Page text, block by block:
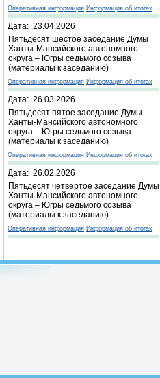
Оперативная информация Информация об итогах
Дата: 23.04.2026
Пятьдесят шестое заседание Думы
Ханты-Мансийского автономного
округа – Югры седьмого созыва
(материалы к заседанию)
Оперативная информация Информация об итогах
Дата: 26.03.2026
Пятьдесят пятое заседание Думы
Ханты-Мансийского автономного
округа – Югры седьмого созыва
(материалы к заседанию)
Оперативная информация Информация об итогах
Дата: 26.02.2026
Пятьдесят четвертое заседание Думы
Ханты-Мансийского автономного
округа – Югры седьмого созыва
(материалы к заседанию)
Оперативная информация Информация об итогах